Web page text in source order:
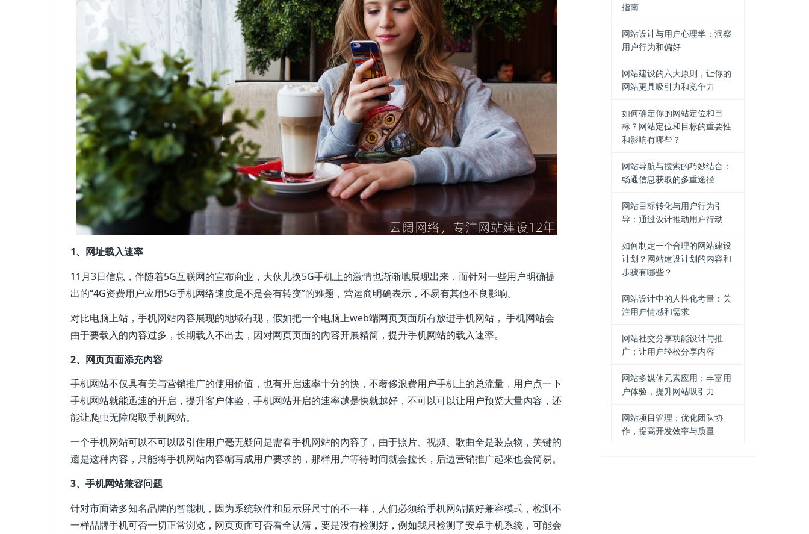
1、网址载入速率
11月3日信息，伴随着5G互联网的宣布商业，大伙儿换5G手机上的激情也渐渐地展现出来，而针对一些用户明确提
出的“4G资费用户应用5G手机网络速度是不是会有转变”的难题，营运商明确表示，不易有其他不良影响。
对比电脑上站，手机网站內容展现的地域有现，假如把一个电脑上web端网页页面所有放进手机网站， 手机网站会
由于要载入的內容过多，长期载入不出去，因对网页页面的內容开展精简，提升手机网站的载入速率。
2、网页页面添充內容
手机网站不仅具有美与营销推广的使用价值，也有开启速率十分的快，不奢侈浪费用户手机上的总流量，用户点一下
手机网站就能迅速的开启，提升客户体验，手机网站开启的速率越是快就越好，不可以可以让用户预览大量內容，还
能让爬虫无障爬取手机网站。
一个手机网站可以不可以吸引住用户毫无疑问是需看手机网站的內容了，由于照片、视頻、歌曲全是装点物，关键的
還是这种內容，只能将手机网站內容编写成用户要求的，那样用户等待时间就会拉长，后边营销推广起來也会简易。
3、手机网站兼容问题
针对市面诸多知名品牌的智能机，因为系统软件和显示屏尺寸的不一样，人们必须给手机网站搞好兼容模式，检测不
一样品牌手机可否一切正常浏览，网页页面可否看全认清，要是没有检测好，例如我只检测了安卓手机系统，可能会
指南
网站设计与用户心理学：洞察
用户行为和偏好
网站建设的六大原则，让你的
网站更具吸引力和竞争力
如何确定你的网站定位和目
标？网站定位和目标的重要性
和影响有哪些？
网站导航与搜索的巧妙结合：
畅通信息获取的多重途径
网站目标转化与用户行为引
导：通过设计推动用户行动
如何制定一个合理的网站建设
计划？网站建设计划的内容和
步骤有哪些？
网站设计中的人性化考量：关
注用户情感和需求
网站社交分享功能设计与推
广：让用户轻松分享内容
网站多媒体元素应用：丰富用
户体验，提升网站吸引力
网站项目管理：优化团队协
作，提高开发效率与质量